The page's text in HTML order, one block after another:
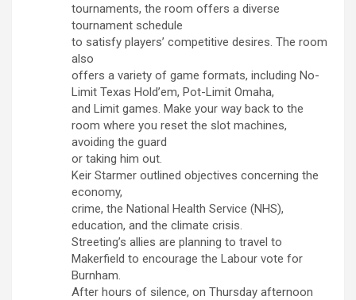
tournaments, the room offers a diverse
tournament schedule
to satisfy players’ competitive desires. The room
also
offers a variety of game formats, including No-
Limit Texas Hold’em, Pot-Limit Omaha,
and Limit games. Make your way back to the
room where you reset the slot machines,
avoiding the guard
or taking him out.
Keir Starmer outlined objectives concerning the
economy,
crime, the National Health Service (NHS),
education, and the climate crisis.
Streeting’s allies are planning to travel to
Makerfield to encourage the Labour vote for
Burnham.
After hours of silence, on Thursday afternoon